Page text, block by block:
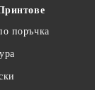
поръчка